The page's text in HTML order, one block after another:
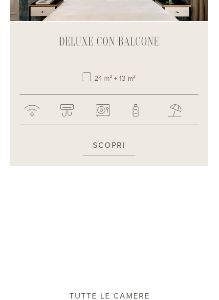
DELUXE CON BALCONE
24 m² + 13 m²
SCOPRI
TUTTE LE CAMERE